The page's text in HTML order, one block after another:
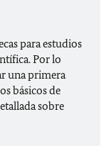
para estudios
Por lo
una primera
básicos de
sobre